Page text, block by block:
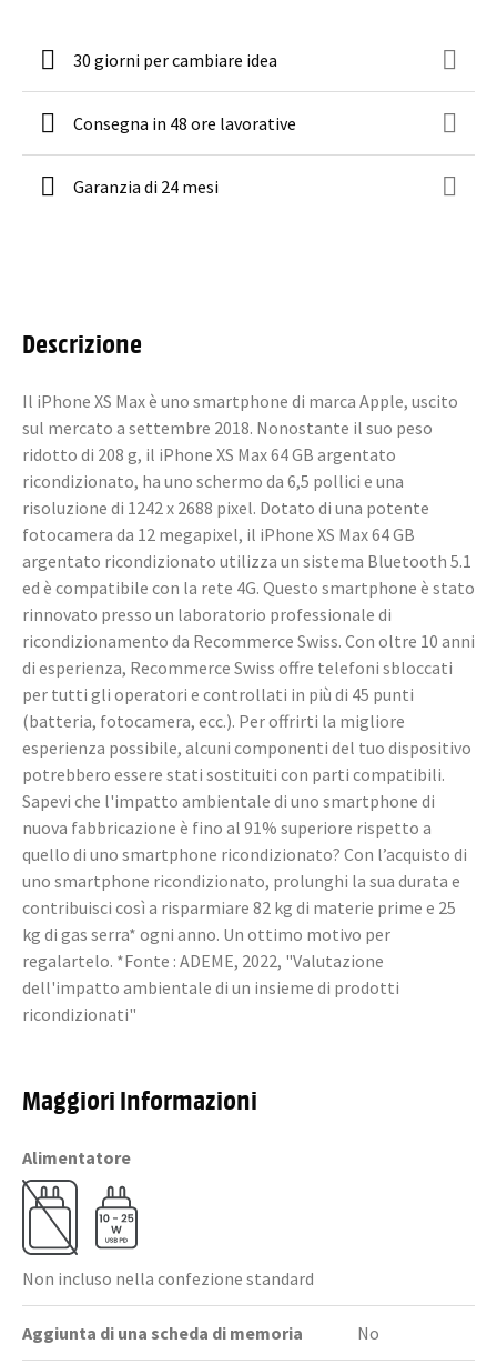
30 giorni per cambiare idea
Consegna in 48 ore lavorative
Garanzia di 24 mesi
Descrizione
Il iPhone XS Max è uno smartphone di marca Apple, uscito
sul mercato a settembre 2018. Nonostante il suo peso
ridotto di 208 g, il iPhone XS Max 64 GB argentato
ricondizionato, ha uno schermo da 6,5 pollici e una
risoluzione di 1242 x 2688 pixel. Dotato di una potente
fotocamera da 12 megapixel, il iPhone XS Max 64 GB
argentato ricondizionato utilizza un sistema Bluetooth 5.1
ed è compatibile con la rete 4G. Questo smartphone è stato
rinnovato presso un laboratorio professionale di
ricondizionamento da Recommerce Swiss. Con oltre 10 anni
di esperienza, Recommerce Swiss offre telefoni sbloccati
per tutti gli operatori e controllati in più di 45 punti
(batteria, fotocamera, ecc.). Per offrirti la migliore
esperienza possibile, alcuni componenti del tuo dispositivo
potrebbero essere stati sostituiti con parti compatibili.
Sapevi che l'impatto ambientale di uno smartphone di
nuova fabbricazione è fino al 91% superiore rispetto a
quello di uno smartphone ricondizionato? Con l’acquisto di
uno smartphone ricondizionato, prolunghi la sua durata e
contribuisci così a risparmiare 82 kg di materie prime e 25
kg di gas serra* ogni anno. Un ottimo motivo per
regalartelo. *Fonte : ADEME, 2022, "Valutazione
dell'impatto ambientale di un insieme di prodotti
ricondizionati"
Maggiori Informazioni
Alimentatore
Non incluso nella confezione standard
Aggiunta di una scheda di memoria No